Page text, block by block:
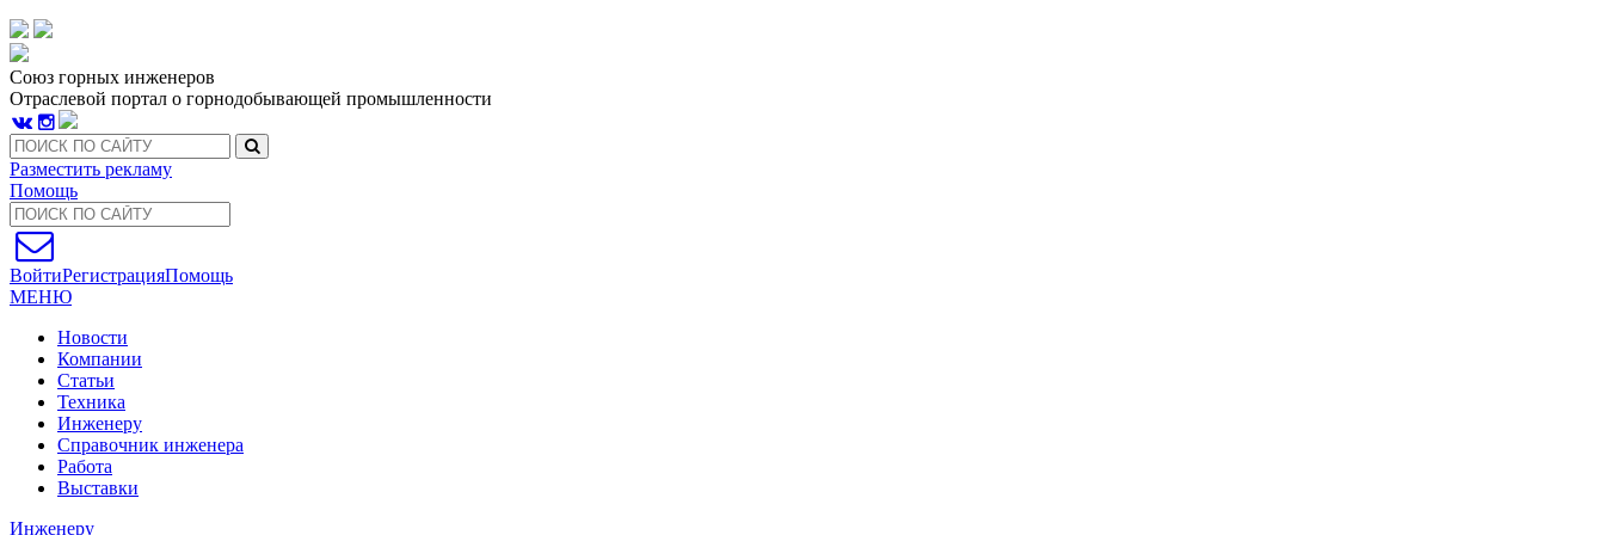
Союз горных инженеров
Отраслевой портал о горнодобывающей промышленности
Разместить рекламу
Помощь
ВойтиРегистрацияПомощь
МЕНЮ
Новости
Компании
Статьи
Техника
Инженеру
Справочник инженера
Работа
Выставки
Инженеру